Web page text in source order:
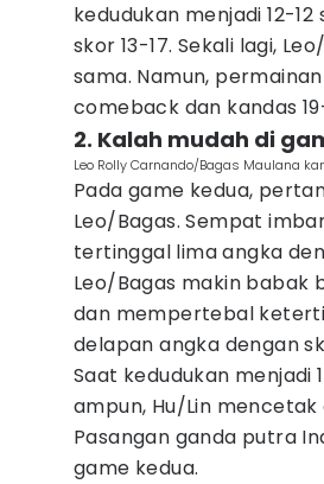
kedudukan menjadi 12-
skor 13-17. Sekali lagi,
sama. Namun,
comeback dan kandas
2. Kalah mudah di
Leo Rolly Carnando/Bagas Maulana
Pada game kedua,
Leo/Bagas. Sempat
tertinggal lima angka
Leo/Bagas makin babak
dan mempertebal
delapan angka dengan
Saat kedudukan menjadi
ampun, Hu/Lin
Pasangan ganda putra
game kedua.